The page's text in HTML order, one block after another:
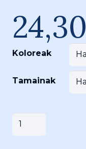
24,30
Koloreak
Tamainak